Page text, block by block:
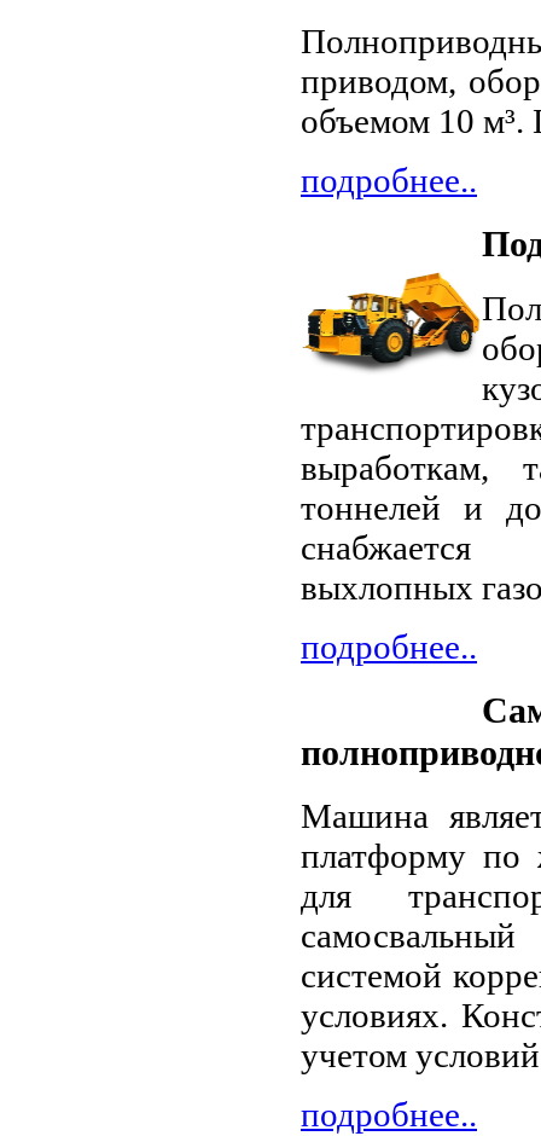
приводом,
объемом 10 м³.
подробнее..
выработкам,
тоннелей и
снабжается
выхлопных
подробнее..
Машина
платформу по
для
системой
условиях.
учетом
подробнее..